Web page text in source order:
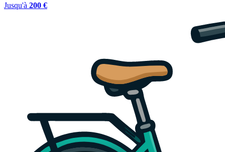
Jusqu'à 200 €